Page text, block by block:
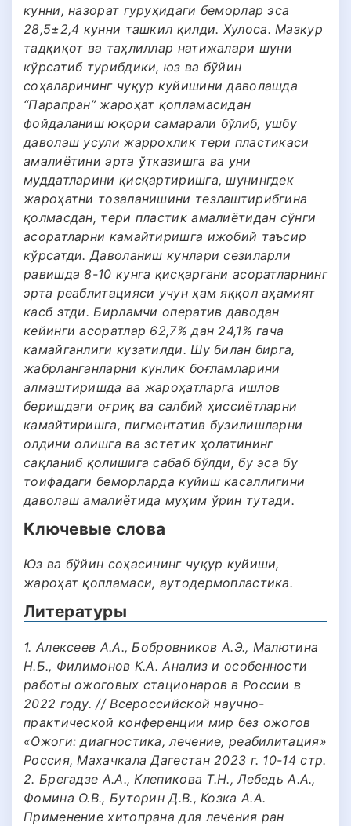
кунни, назорат гуруҳидаги беморлар эса
28,5±2,4 кунни ташкил қилди. Хулоса. Мазкур
тадқиқот ва таҳлиллар натижалари шуни
кўрсатиб турибдики, юз ва бўйин
соҳаларининг чуқур куйишини даволашда
“Парапран” жароҳат қопламасидан
фойдаланиш юқори самарали бўлиб, ушбу
даволаш усули жаррохлик тери пластикаси
амалиётини эрта ўтказишга ва уни
муддатларини қисқартиришга, шунингдек
жароҳатни тозаланишини тезлаштирибгина
қолмасдан, тери пластик амалиётидан сўнги
асоратларни камайтиришга ижобий таъсир
кўрсатди. Даволаниш кунлари сезиларли
равишда 8-10 кунга қисқаргани асоратларнинг
эрта реаблитацияси учун ҳам яққол аҳамият
касб этди. Бирламчи оператив даводан
кейинги асоратлар 62,7% дан 24,1% гача
камайганлиги кузатилди. Шу билан бирга,
жабрланганларни кунлик боғламларини
алмаштиришда ва жароҳатларга ишлов
беришдаги оғриқ ва салбий ҳиссиётларни
камайтиришга, пигментатив бузилишларни
олдини олишга ва эстетик ҳолатининг
сақланиб қолишига сабаб бўлди, бу эса бу
тоифадаги беморларда куйиш касаллигини
даволаш амалиётида муҳим ўрин тутади.
Ключевые слова
Юз ва бўйин соҳасининг чуқур куйиши,
жароҳат қопламаси, аутодермопластика.
Литературы
1. Алексеев А.А., Бобровников А.Э., Малютина
Н.Б., Филимонов К.А. Анализ и особенности
работы ожоговых стационаров в России в
2022 году. // Всероссийской научно-
практической конференции мир без ожогов
«Ожоги: диагностика, лечение, реабилитация»
Россия, Махачкала Дагестан 2023 г. 10-14 стр.
2. Брегадзе А.А., Клепикова Т.Н., Лебедь А.А.,
Фомина О.В., Буторин Д.В., Козка А.А.
Применение хитопрана для лечения ран